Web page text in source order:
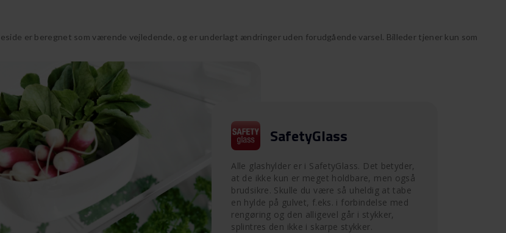
er beregnet som værende vejledende, og er underlagt ændringer uden forudgående varsel. Billeder tjener kun som
SafetyGlass
Alle glashylder er i SafetyGlass. Det betyder,
at de ikke kun er meget holdbare, men også
brudsikre. Skulle du være så uheldig at tabe
en hylde på gulvet, f.eks. i forbindelse med
rengøring og den alligevel går i stykker,
splintres den ikke i skarpe stykker.